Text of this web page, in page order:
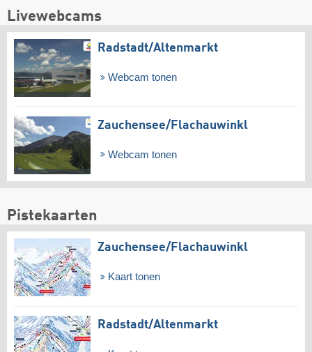
Livewebcams
Radstadt/​Altenmarkt
Webcam tonen
Zauchensee/​Flachauwinkl
Webcam tonen
Pistekaarten
Zauchensee/​Flachauwinkl
Kaart tonen
Radstadt/​Altenmarkt